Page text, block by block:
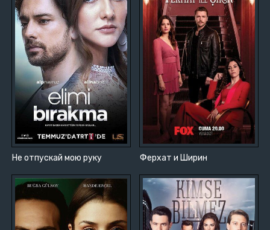
Не отпускай мою руку Ферхат и Ширин